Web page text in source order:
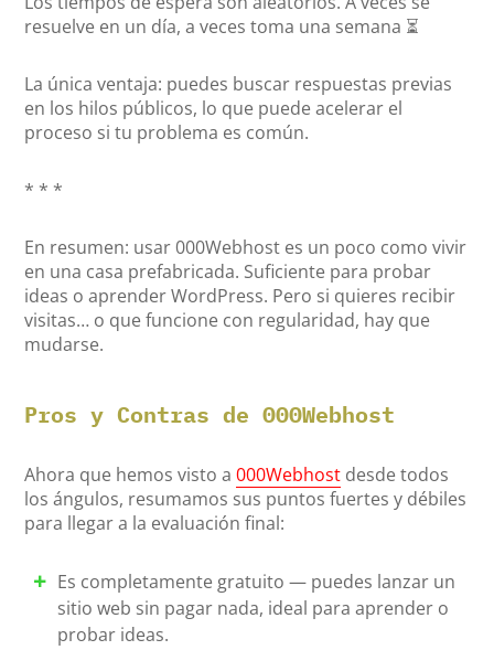
resuelve en un día, a veces toma una semana ⏳
La única ventaja: puedes buscar respuestas previas
en los hilos públicos, lo que puede acelerar el
proceso si tu problema es común.
* * *
En resumen: usar 000Webhost es un poco como vivir
en una casa prefabricada. Suficiente para probar
ideas o aprender WordPress. Pero si quieres recibir
visitas… o que funcione con regularidad, hay que
mudarse.
Pros y Contras de 000Webhost
Ahora que hemos visto a000Webhost desde todos
los ángulos, resumamos sus puntos fuertes y débiles
para llegar a la evaluación final:
Es completamente gratuito — puedes lanzar un
sitio web sin pagar nada, ideal para aprender o
probar ideas.